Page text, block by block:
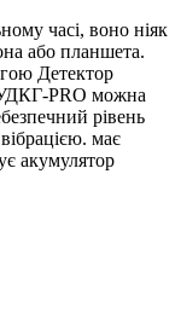
часі, воно ніяк
або планшета.
Детектор
PRO можна
рівень
має
акумулятор